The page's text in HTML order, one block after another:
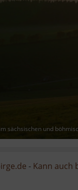
sächsischen und
- Kann auch